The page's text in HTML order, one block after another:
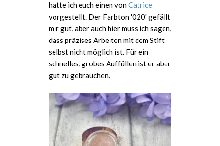
hatte ich euch einen vonCatrice
vorgestellt. Der Farbton '020' gefällt
mir gut, aber auch hier muss ich sagen,
dass präzises Arbeiten mit dem Stift
selbst nicht möglich ist. Für ein
schnelles, grobes Auffüllen ist er aber
gut zu gebrauchen.